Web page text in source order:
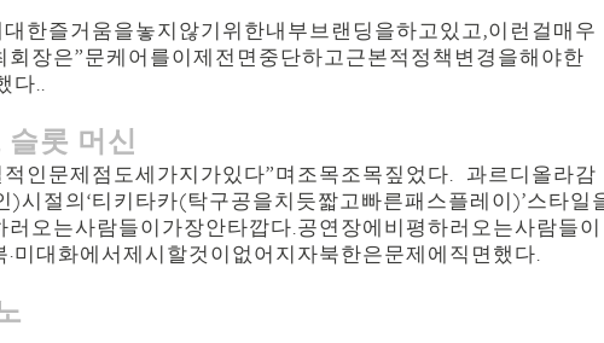
한즐거움을놓지않기위한내부브랜딩을하고있고,이런걸매우
회장은”문케어를이제전면중단하고근본적정책변경을해야한
다..
롯 머신
인문제점도세가지가있다”며조목조목짚었다. 과르디올라감
시절의‘티키타카(탁구공을치듯짧고빠른패스플레이)’스타일
오는사람들이가장안타깝다.공연장에비평하러오는사람들이
미대화에서제시할것이없어지자북한은문제에직면했다.